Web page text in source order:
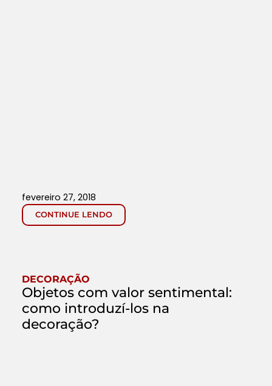
CONTINUE LENDO
fevereiro 27, 2018
DECORAÇÃO
Objetos com valor sentimental:
como introduzí-los na
decoração?